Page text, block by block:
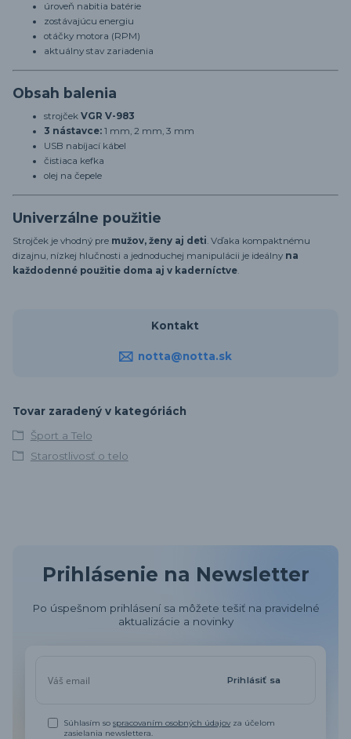
úroveň nabitia batérie
zostávajúcu energiu
otáčky motora (RPM)
aktuálny stav zariadenia
Obsah balenia
strojček VGR V-983
3 nástavce: 1 mm, 2 mm, 3 mm
USB nabíjací kábel
čistiaca kefka
olej na čepele
Univerzálne použitie
Strojček je vhodný pre mužov, ženy aj deti . Vďaka kompaktnému
dizajnu, nízkej hlučnosti a jednoduchej manipulácii je ideálny na
každodenné použitie doma aj v kaderníctve
Kontakt
notta@notta.sk
Tovar zaradený v kategóriách
Šport a Telo
Starostlivosť o telo
Prihlásenie na Newsletter
Po úspešnom prihlásení sa môžete tešiť na pravidelné
aktualizácie a novinky
Prihlásiť sa
Súhlasím sospracovaním osobných údajov za účelom
zasielania newslettera.